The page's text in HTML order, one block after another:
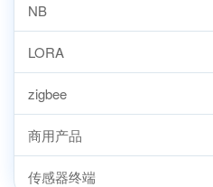
NB
LORA
zigbee
商用产品
传感器终端